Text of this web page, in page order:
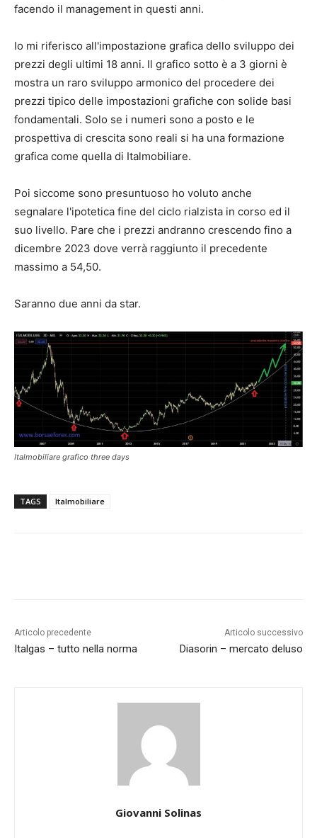
facendo il management in questi anni.
Io mi riferisco all'impostazione grafica dello sviluppo dei
prezzi degli ultimi 18 anni. Il grafico sotto è a 3 giorni è
mostra un raro sviluppo armonico del procedere dei
prezzi tipico delle impostazioni grafiche con solide basi
fondamentali. Solo se i numeri sono a posto e le
prospettiva di crescita sono reali si ha una formazione
grafica come quella di Italmobiliare.
Poi siccome sono presuntuoso ho voluto anche
segnalare l'ipotetica fine del ciclo rialzista in corso ed il
suo livello. Pare che i prezzi andranno crescendo fino a
dicembre 2023 dove verrà raggiunto il precedente
massimo a 54,50.
Saranno due anni da star.
Italmobiliare grafico three days
TAGS Italmobiliare
Articolo precedente
Italgas – tutto nella norma
Articolo successivo
Diasorin – mercato deluso
Giovanni Solinas